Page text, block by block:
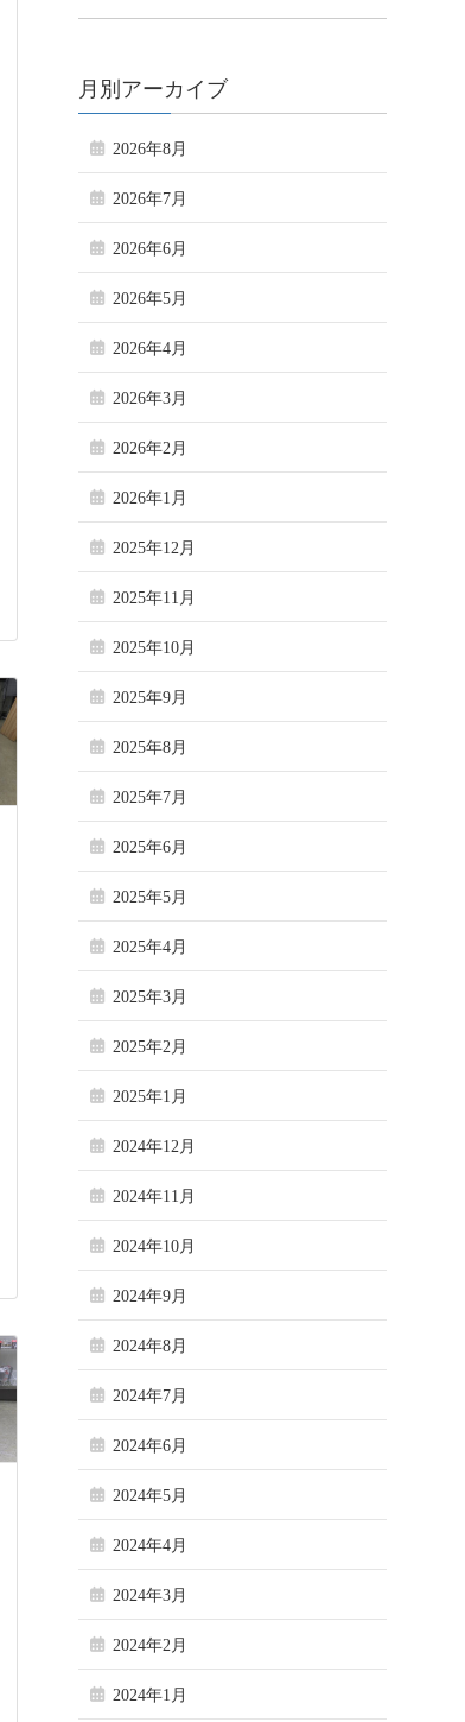
月別アーカイブ
2026年8月
2026年7月
2026年6月
2026年5月
2026年4月
2026年3月
2026年2月
2026年1月
2025年12月
2025年11月
2025年10月
2025年9月
2025年8月
2025年7月
2025年6月
2025年5月
2025年4月
2025年3月
2025年2月
2025年1月
2024年12月
2024年11月
2024年10月
2024年9月
2024年8月
2024年7月
2024年6月
2024年5月
2024年4月
2024年3月
2024年2月
2024年1月